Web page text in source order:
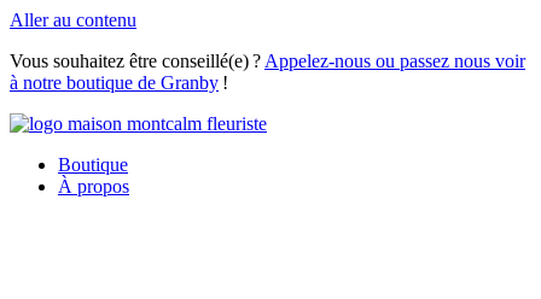
Aller au contenu
Vous souhaitez être conseillé(e) ? Appelez-nous ou passez nous voir
à notre boutique de Granby !
Boutique
À propos